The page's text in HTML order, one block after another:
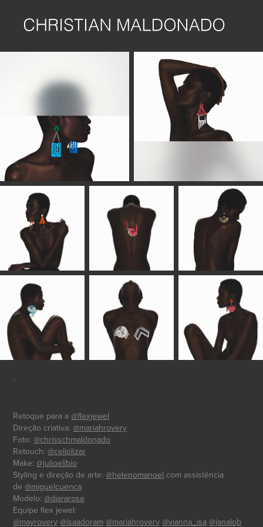
.
Retoque para a@flexjewel
Direção criativa:@mariahrovery
Foto:@chrisschmaldonado
Retouch:@celiolizar
Make:@julioelibio
Styling e direção de arte:@helenomanoel com assistência
de@miguelcuenca
Modelo:@diararosa
Equipe flex jewel:
@mayrovery @isaadoram @mariahrovery @vianna_isa @janalob